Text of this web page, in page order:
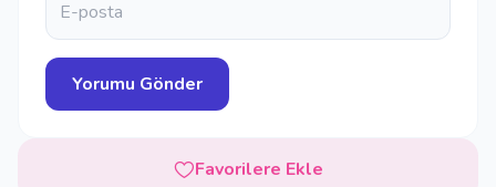
Favorilere Ekle